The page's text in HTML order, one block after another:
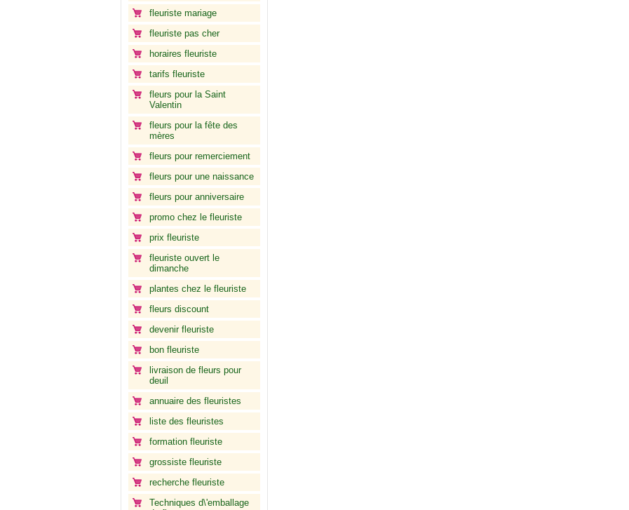
fleuriste mariage
fleuriste pas cher
horaires fleuriste
tarifs fleuriste
fleurs pour la Saint
Valentin
fleurs pour la fête des
mères
fleurs pour remerciement
fleurs pour une naissance
fleurs pour anniversaire
promo chez le fleuriste
prix fleuriste
fleuriste ouvert le
dimanche
plantes chez le fleuriste
fleurs discount
devenir fleuriste
bon fleuriste
livraison de fleurs pour
deuil
annuaire des fleuristes
liste des fleuristes
formation fleuriste
grossiste fleuriste
recherche fleuriste
Techniques d\'emballage